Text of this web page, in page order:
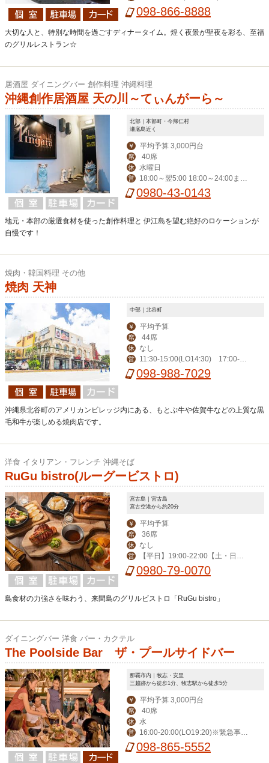
098-866-8888
大切な人と、特別な時間を過ごすディナータイム。煌く夜景が聖夜を彩る、至福
のグリルレストラン☆
居酒屋 ダイニングバー 創作料理 沖縄料理
沖縄創作居酒屋 天の川～てぃんがーら～
北部｜本部町・今帰仁村
瀬底島近く
￥ 平均予算 3,000円台
席 40席
休 水曜日
営
18:00～翌5:00 18:00～24:00まで
チャージ料金御一人様￥300／24:00
0980-43-0143
地元・本部の厳選食材を使った創作料理と 伊江島を望む絶好のロケーションが
自慢です！
焼肉・韓国料理 その他
焼肉 天神
中部｜北谷町
￥ 平均予算
席 44席
休 なし
営
11:30-15:00(LO14:30) 17:00-2
3:00(LO22:30)
098-988-7029
沖縄県北谷町のアメリカンビレッジ内にある、もとぶ牛や佐賀牛などの上質な黒
毛和牛が楽しめる焼肉店です。
洋食 イタリアン・フレンチ 沖縄そば
RuGu bistro(ルーグービストロ)
宮古島｜宮古島
宮古空港から約20分
￥ 平均予算
席 36席
休 なし
営
【平日】19:00-22:00【土・日】1
1:30-14:00,19:00-22:00 （11/16-4/25
0980-79-0070
島食材の力強さを味わう、来間島のグリルビストロ「RuGu bistro」
ダイニングバー 洋食 バー・カクテル
The Poolside Bar ザ・プールサイドバー
那覇市内｜牧志・安里
三越跡から徒歩1分、牧志駅から徒歩5分
￥ 平均予算 3,000円台
席 40席
休 水
営
16:00-20:00(LO19:20)※緊急事態
宣言中のみ。通常は夏場17:00-24:00,
098-865-5552